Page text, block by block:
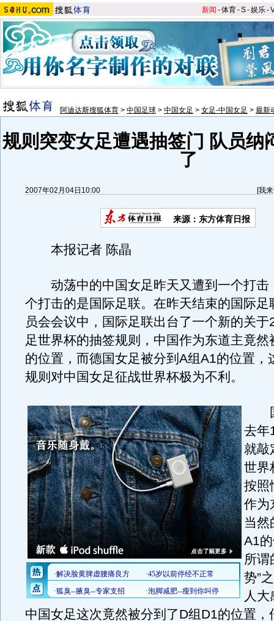
新闻 -体育-S-娱乐-
阿迪达斯搜狐体育 > 中国足球 > 中国女足 > 女足-中国女足 > 最新
规则突变女足遭遇抽签门 队员纳
了
2007年02月04日10:00 [我
来源：东方体育日报
本报记者 陈晶
动荡中的中国女足昨天又遭到一个打击
个打击的是国际足联。在昨天结束的国际足
员会会议中，国际足联出台了一个新的关
足世界杯的抽签规则，中国作为东道主竟然
的位置，而德国女足被分到A组A1的位置，
规则对中国女足征战世界杯极为不利。
国
去年
就敲
世界
按照
作为
当然
A1
所谓
势”
人
中国女足这次竟然被分到了D组D1的位置，